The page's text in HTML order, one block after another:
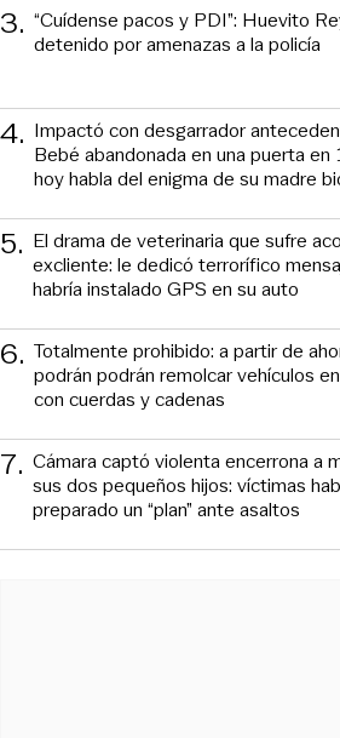
3. “Cuídense pacos y PDI”: Huevito
detenido por amenazas a la policía
4. Impactó con desgarrador
Bebé abandonada en una puerta
hoy habla del enigma de su madre
5. El drama de veterinaria que sufre
excliente: le dedicó terrorífico
habría instalado GPS en su auto
6. Totalmente prohibido: a partir de
podrán podrán remolcar vehículos
con cuerdas y cadenas
7. Cámara captó violenta encerrona a
sus dos pequeños hijos: víctimas
preparado un “plan” ante asaltos